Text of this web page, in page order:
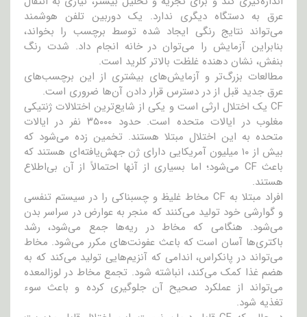
عرق به دستگاه دیگری ندارد. یک دوربین تلفن هوشمند
می‌تواند نتایج رنگی ایجاد شده توسط برچسب را بخواند،
بنابراین آزمایش را می‌توان در خانه انجام داد. شدت رنگ
بنفش، نشان دهنده غلظت بالاتر کلرید است.
مطالعات بزرگ‌تر و آزمایش‌های بیشتری از این برچسب‌های
عرق جدید قبل از در دسترس قرار دادن آن‌ها ضروری است.
CF یک اختلال ارثی است و یکی از شایع‌ترین اختلالات ژنتیکی
مغلوب در ایالات متحده است. حدود ۳۵۰۰۰ نفر در ایالات
متحده به این اختلال مبتلا هستند. تخمین زده می‌شود که
بیش از ۱۰ میلیون آمریکایی دارای ژن جهش‌یافته‌ای هستند که
باعث CF می‌شود؛ اما بسیاری از آنها احتمالاً از آن بی‌اطلاع
هستند.
افراد مبتلا به CF مخاط غلیظ و چسبناکی را در سیستم تنفسی
و گوارشی خود تولید می‌کنند که منجر به عوارض در سراسر بدن
می‌شود. هنگامی که مخاط در ریه‌ها جمع می‌شود، رشد
باکتری‌ها آسان است که باعث عفونت‌های مکرر می‌شود. مخاط
می‌تواند در پانکراس، اندامی که آنزیم‌هایی تولید می‌کند که به
هضم غذا کمک می‌کند، انباشته شود. تجمع مخاط در لوزالمعده
می‌تواند از عملکرد صحیح آن جلوگیری کرده و باعث سوء
تغذیه شود.